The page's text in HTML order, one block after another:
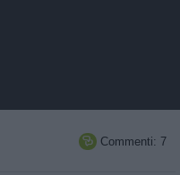
 Commenti: 7